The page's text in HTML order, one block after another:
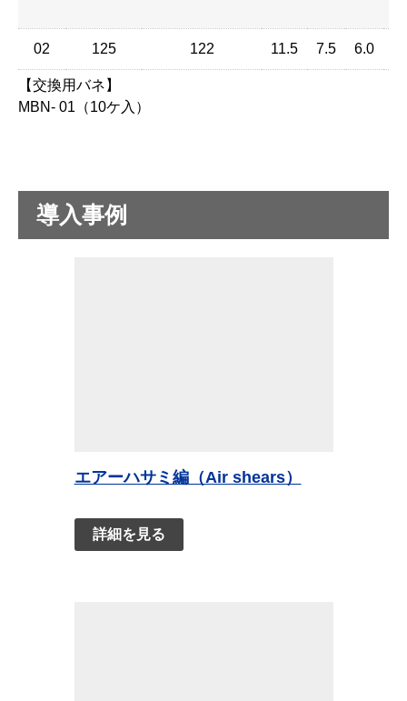
02 125 122 11.5 7.5 6.0
【交換用バネ】
MBN- 01（10ケ入）
導入事例
エアーハサミ編（Air shears）
詳細を見る